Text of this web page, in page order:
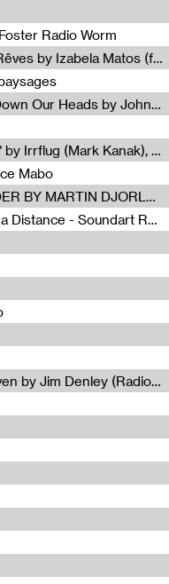
Radio Worm
Radia Show #1086 : La Couleur des Rêves by Izabela Matos (for Jet FM)
Radia Show #1085 : When We Bow Down Our Heads by John Roach (Radia edit, Rádio Zero)
Radia Show #1084 : "Silver Epiphany" by Irrflug (Mark Kanak), featuring Jarboe and Blixa Bargeld (for Radio Helsinki)
Mabo
Radia Show #1083 : MUSIC IS MURDER BY MARTIN DJORLEV (KANAL103)
Radia Show #1082 : Spooky Aspic at a Distance - Soundart Radio
Radia Show #1081: The Wind of Heaven by Jim Denley (Radio One 91 FM)